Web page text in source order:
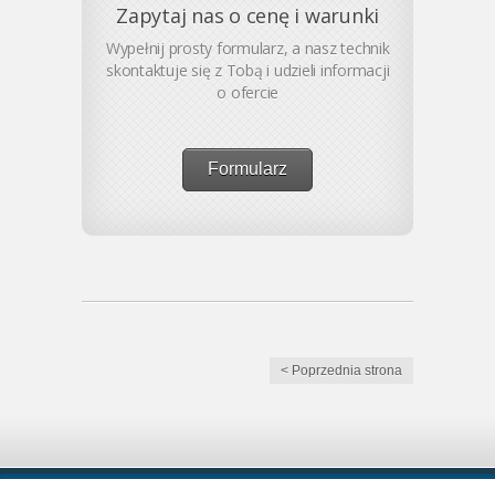
Zapytaj nas o cenę i warunki
Wypełnij prosty formularz, a nasz technik
skontaktuje się z Tobą i udzieli informacji
o ofercie
Formularz
< Poprzednia strona